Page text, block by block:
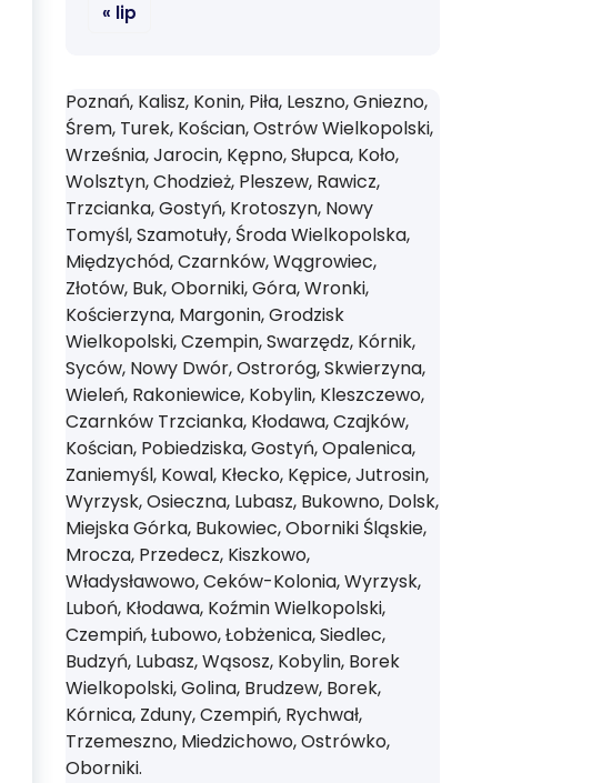
« lip
Poznań, Kalisz, Konin, Piła, Leszno, Gniezno,
Śrem, Turek, Kościan, Ostrów Wielkopolski,
Września, Jarocin, Kępno, Słupca, Koło,
Wolsztyn, Chodzież, Pleszew, Rawicz,
Trzcianka, Gostyń, Krotoszyn, Nowy
Tomyśl, Szamotuły, Środa Wielkopolska,
Międzychód, Czarnków, Wągrowiec,
Złotów, Buk, Oborniki, Góra, Wronki,
Kościerzyna, Margonin, Grodzisk
Wielkopolski, Czempin, Swarzędz, Kórnik,
Syców, Nowy Dwór, Ostroróg, Skwierzyna,
Wieleń, Rakoniewice, Kobylin, Kleszczewo,
Czarnków Trzcianka, Kłodawa, Czajków,
Kościan, Pobiedziska, Gostyń, Opalenica,
Zaniemyśl, Kowal, Kłecko, Kępice, Jutrosin,
Wyrzysk, Osieczna, Lubasz, Bukowno, Dolsk,
Miejska Górka, Bukowiec, Oborniki Śląskie,
Mrocza, Przedecz, Kiszkowo,
Władysławowo, Ceków-Kolonia, Wyrzysk,
Luboń, Kłodawa, Koźmin Wielkopolski,
Czempiń, Łubowo, Łobżenica, Siedlec,
Budzyń, Lubasz, Wąsosz, Kobylin, Borek
Wielkopolski, Golina, Brudzew, Borek,
Kórnica, Zduny, Czempiń, Rychwał,
Trzemeszno, Miedzichowo, Ostrówko,
Oborniki.